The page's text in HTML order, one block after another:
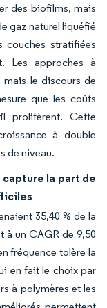
des biofilms, mais
gaz naturel liquéfié
couches stratifiées
Les approches à
le discours de
que les coûts
prolifèrent. Cette
à double
de niveau.
la part de
35,40 % de la
à un CAGR de 9,50
fréquence tolère la
en fait le choix par
à polymères et les